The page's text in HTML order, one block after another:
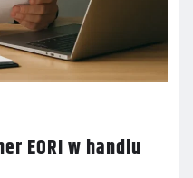
EORI w handlu